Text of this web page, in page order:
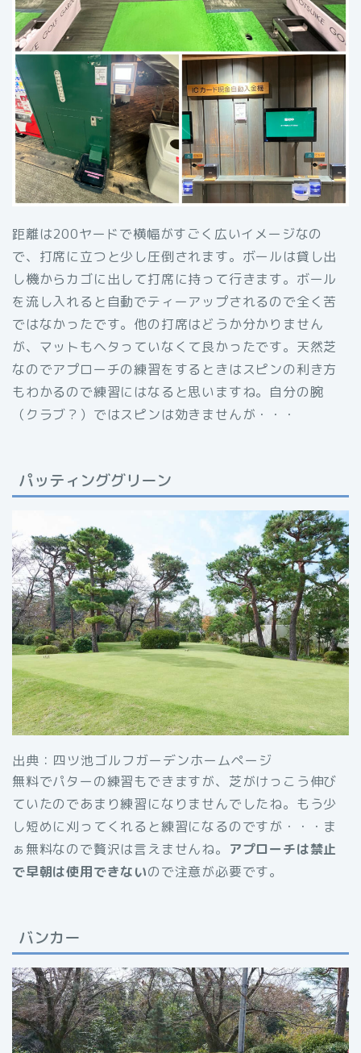
距離は200ヤードで横幅がすごく広いイメージなの
で、打席に立つと少し圧倒されます。ボールは貸し出
し機からカゴに出して打席に持って行きます。ボール
を流し入れると自動でティーアップされるので全く苦
ではなかったです。他の打席はどうか分かりません
が、マットもヘタっていなくて良かったです。天然芝
なのでアプローチの練習をするときはスピンの利き方
もわかるので練習にはなると思いますね。自分の腕
（クラブ？）ではスピンは効きませんが・・・
パッティンググリーン
出典：四ツ池ゴルフガーデンホームページ
無料でパターの練習もできますが、芝がけっこう伸び
ていたのであまり練習になりませんでしたね。もう少
し短めに刈ってくれると練習になるのですが・・・ま
ぁ無料なので贅沢は言えませんね。 アプローチは禁止
で早朝は使用できないので注意が必要です。
バンカー